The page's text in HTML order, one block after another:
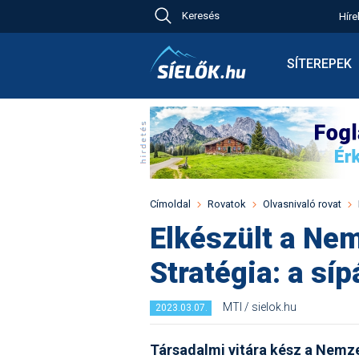
Keresés
SÍTEREPEK
Síbérletárak
Toplista
Időjárás
Havazás
Webkamerák
Fotók
Címoldal Rovatok Olvasnivaló rovat
Elkészült a
Stratégia: a
2023.03.07. MTI / sielok.hu
Társadalmi vitára kész a